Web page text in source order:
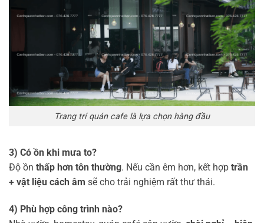
Trang trí quán cafe là lựa chọn hàng đầu
3) Có ồn khi mưa to?
Độ ồn thấp hơn tôn thường. Nếu cần êm hơn, kết hợp trần
+ vật liệu cách âm sẽ cho trải nghiệm rất thư thái.
4) Phù hợp công trình nào?